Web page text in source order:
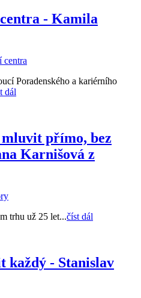
- Kamila
centra
Poradenského a kariérního
dál
mluvit přímo, bez
Karnišová z
trhu už 25 let...číst dál
každý - Stanislav